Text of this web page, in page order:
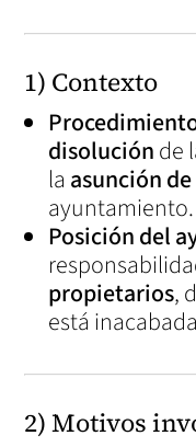
1) Contexto
disoluciónde
la asunción
ayuntamiento.
Posición del
propietarios,
está
2) Motivos